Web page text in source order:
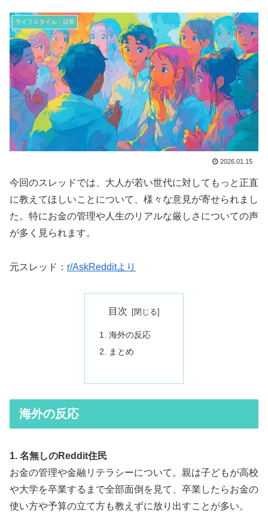
ライフスタイル・日常
2026.01.15
今回のスレッドでは、大人が若い世代に対してもっと正直
に教えてほしいことについて、様々な意見が寄せられまし
た。特にお金の管理や人生のリアルな厳しさについての声
が多く見られます。
元スレッド： r/AskRedditより
目次
海外の反応
まとめ
海外の反応
1. 名無しのReddit住民
お金の管理や金融リテラシーについて。親は子どもが高校
や大学を卒業するまで全部面倒を見て、卒業したらお金の
使い方や予算の立て方も教えずに放り出すことが多い。